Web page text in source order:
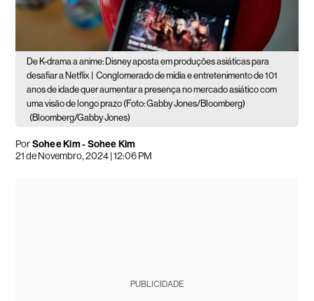
De K-drama a anime: Disney aposta em produções asiáticas para
desafiar a Netflix |
Conglomerado de mídia e entretenimento de 101
anos de idade quer aumentar a presença no mercado asiático com
uma visão de longo prazo (Foto: Gabby Jones/Bloomberg)
(Bloomberg/Gabby Jones)
PorSohee Kim - Sohee Kim
21 de Novembro, 2024 | 12:06 PM
PUBLICIDADE